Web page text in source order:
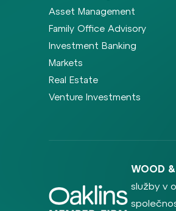
Asset Management
Family Office Advisory
Investment Banking
Markets
Real Estate
Venture Investments
WOOD
služby v